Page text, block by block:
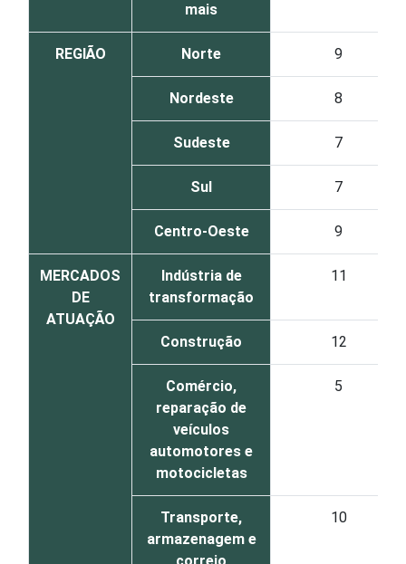
mais
REGIÃO Norte 9
Nordeste 8
Sudeste 7
Sul 7
Centro-Oeste 9
MERCADOS
DE
ATUAÇÃO
Indústria de
transformação
11
Construção 12
Comércio,
reparação de
veículos
automotores e
motocicletas
5
Transporte,
armazenagem e
10